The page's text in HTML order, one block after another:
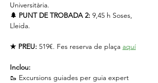
Universitària.
🌲 PUNT DE TROBADA 2: 9,45 h Soses,
Lleida.
★ PREU: 519€. Fes reserva de plaça aquí
Inclou:
🥾 Excursions guiades per guia expert